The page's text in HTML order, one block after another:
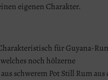
eigenen Charakter.
für Guyana-
noch hölzerne
schwerem Pot Still Rum aus